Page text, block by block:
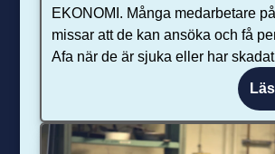
EKONOMI. Många medarbetare
missar att de kan ansöka och få
Afa när de är sjuka eller har